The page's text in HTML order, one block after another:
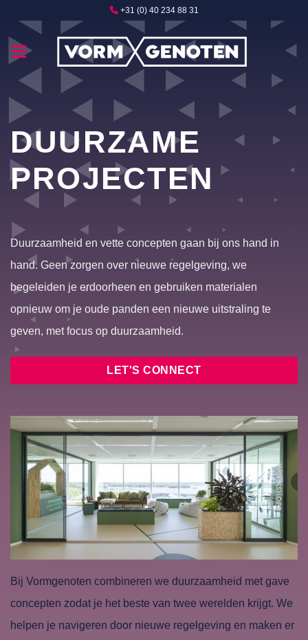
inhoud
+31 (0) 40 234 88 31
DUURZAME
PROJECTEN
Duurzaamheid en vette concepten gaan bij ons hand in
hand. Geen zorgen over nieuwe regelgeving, we
begeleiden je erdoorheen en gebruiken materialen
opnieuw om je oude panden een nieuwe uitstraling te
geven, met focus op duurzaamheid.
LET'S CONNECT
Bij Vormgenoten combineren we duurzaamheid met gave
concepten zodat je het beste van twee werelden krijgt. We
helpen je navigeren door nieuwe regelgeving en maken er